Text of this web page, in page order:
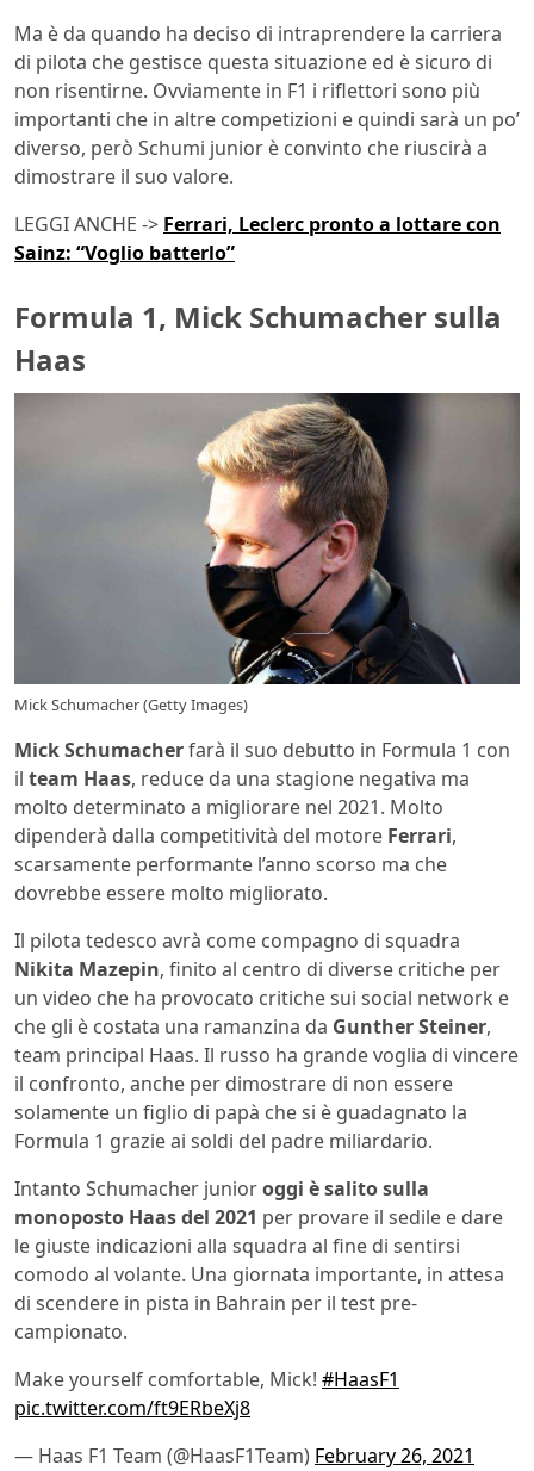
Ma è da quando ha deciso di intraprendere la carriera
di pilota che gestisce questa situazione ed è sicuro di
non risentirne. Ovviamente in F1 i riflettori sono più
importanti che in altre competizioni e quindi sarà un po’
diverso, però Schumi junior è convinto che riuscirà a
dimostrare il suo valore.
LEGGI ANCHE -> Ferrari, Leclerc pronto a lottare con
Sainz: “Voglio batterlo”
Formula 1, Mick Schumacher sulla
Haas
Mick Schumacher (Getty Images)
Mick Schumacherfarà il suo debutto in Formula 1 con
il team Haas, reduce da una stagione negativa ma
molto determinato a migliorare nel 2021. Molto
dipenderà dalla competitività del motore Ferrari,
scarsamente performante l’anno scorso ma che
dovrebbe essere molto migliorato.
Il pilota tedesco avrà come compagno di squadra
Nikita Mazepin, finito al centro di diverse critiche per
un video che ha provocato critiche sui social network e
che gli è costata una ramanzina da Gunther Steiner,
team principal Haas. Il russo ha grande voglia di vincere
il confronto, anche per dimostrare di non essere
solamente un figlio di papà che si è guadagnato la
Formula 1 grazie ai soldi del padre miliardario.
Intanto Schumacher junioroggi è salito sulla
monoposto Haas del 2021 per provare il sedile e dare
le giuste indicazioni alla squadra al fine di sentirsi
comodo al volante. Una giornata importante, in attesa
di scendere in pista in Bahrain per il test pre-
campionato.
Make yourself comfortable, Mick! #HaasF1
pic.twitter.com/ft9ERbeXj8
— Haas F1 Team (@HaasF1Team) February 26, 2021